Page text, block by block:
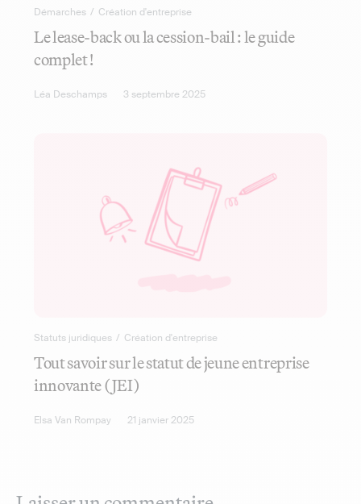
Démarches / Création d'entreprise
Le lease-back ou la cession-bail : le guide
complet !
Léa Deschamps 3 septembre 2025
Statuts juridiques / Création d'entreprise
Tout savoir sur le statut de jeune entreprise
innovante (JEI)
Elsa Van Rompay 21 janvier 2025